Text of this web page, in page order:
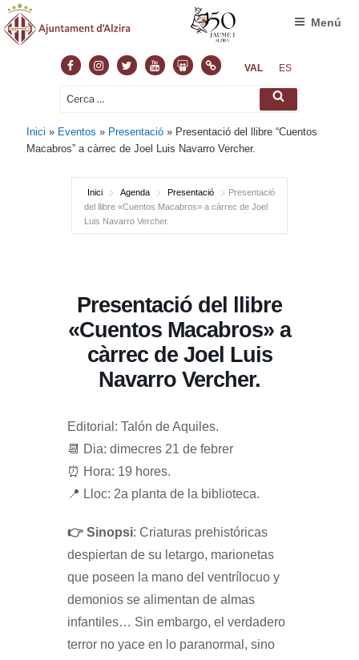
FacebookInstagram
TwitterYoutubeSlideshare
NormasVAL ES
Cerca: Cerca
Menú
Inici » Eventos » Presentació » Presentació del llibre “Cuentos
Macabros” a càrrec de Joel Luis Navarro Vercher.
Inici Agenda Presentació
Presentació
del llibre «Cuentos Macabros» a càrrec de Joel
Luis Navarro Vercher.
Presentació del llibre
«Cuentos Macabros» a
càrrec de Joel Luis
Navarro Vercher.
Editorial: Talón de Aquiles.
📆 Dia: dimecres 21 de febrer
⏰ Hora: 19 hores.
📍 Lloc: 2a planta de la biblioteca.
👉 Sinopsi: Criaturas prehistóricas
despiertan de su letargo, marionetas
que poseen la mano del ventrílocuo y
demonios se alimentan de almas
infantiles… Sin embargo, el verdadero
terror no yace en lo paranormal, sino